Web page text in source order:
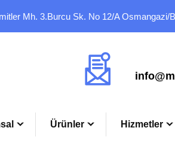
Mh. 3.Burcu Sk. No 12/A Osmangazi/
Ürünler Hizmetler